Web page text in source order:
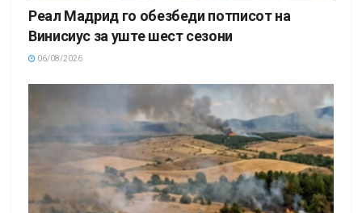
Реал Мадрид го обезбеди потписот на
Винисиус за уште шест сезони
06/08/2026